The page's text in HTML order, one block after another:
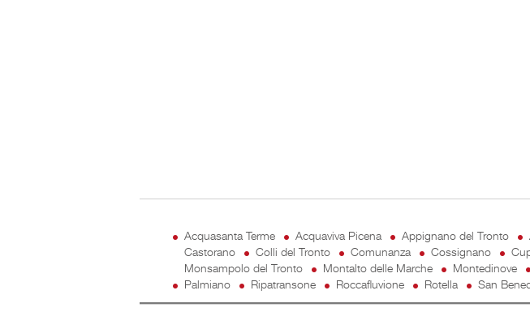
Acquasanta Terme Acquaviva Picena Appignano del Tronto
Castorano
Colli del Tronto Comunanza Cossignano
Monsampolo del Tronto
Montalto delle Marche Montedinove
Palmiano
Ripatransone Roccafluvione Rotella San